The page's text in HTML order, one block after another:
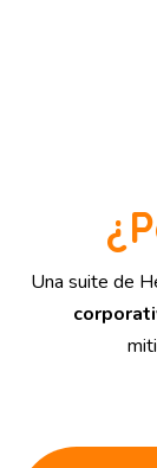
Una suite de